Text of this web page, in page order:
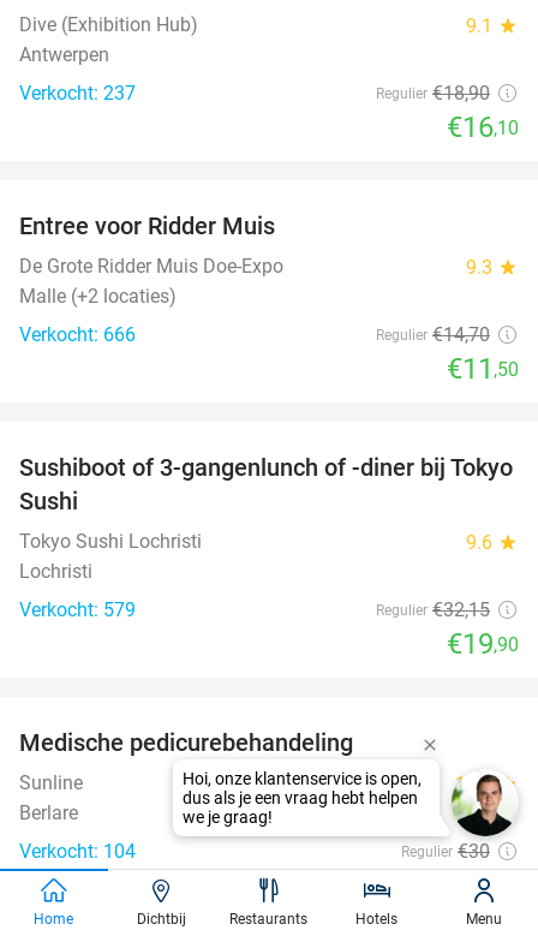
Dive (Exhibition Hub) 9.1 star
Antwerpen
Verkocht: 237
Regulier €18,90
€16,10
Entree voor Ridder Muis
De Grote Ridder Muis Doe-Expo 9.3 star
Malle (+2 locaties)
Verkocht: 666
Regulier €14,70
€11 ,50
38%
Sushiboot of 3-gangenlunch of -diner bij Tokyo
Sushi
Tokyo Sushi Lochristi 9.6 star
Lochristi
Verkocht: 579
Regulier €32,15
€19,90
Medische pedicurebehandeling
Sunline 10.0star
Berlare
Verkocht: 104
Regulier €30
€14
favorite_border
Home Dichtbij Restaurants Hotels Menu